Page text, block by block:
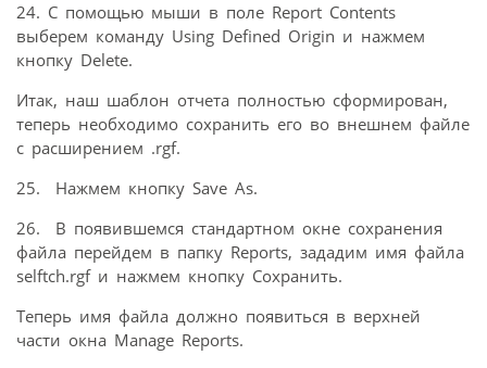
24. С помощью мыши в поле Report Contents
выберем команду Using Defined Origin и нажмем
кнопку Delete.
Итак, наш шаблон отчета полностью сформирован,
теперь необходимо сохранить его во внешнем файле
с расширением .rgf.
25. Нажмем кнопку Save As.
26. В появившемся стандартном окне сохранения
файла перейдем в папку Reports, зададим имя файла
selftch.rgf и нажмем кнопку Сохранить.
Теперь имя файла должно появиться в верхней
части окна Manage Reports.